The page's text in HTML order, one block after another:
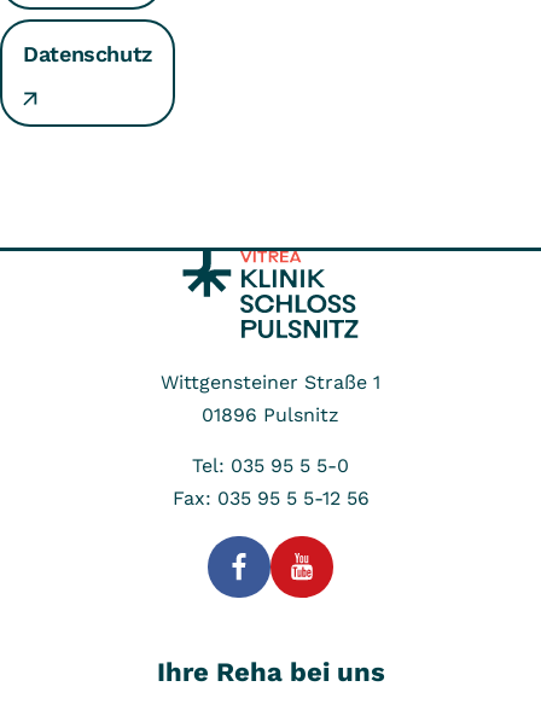
Datenschutz
Wittgensteiner Straße 1
01896 Pulsnitz
Tel: 035 95 5 5-0
Fax: 035 95 5 5-12 56
Ihre Reha bei uns